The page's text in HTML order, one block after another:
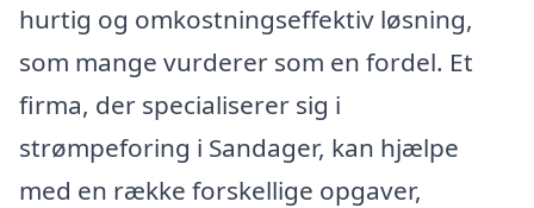
hurtig og omkostningseffektiv løsning,
som mange vurderer som en fordel. Et
firma, der specialiserer sig i
strømpeforing i Sandager, kan hjælpe
med en række forskellige opgaver,